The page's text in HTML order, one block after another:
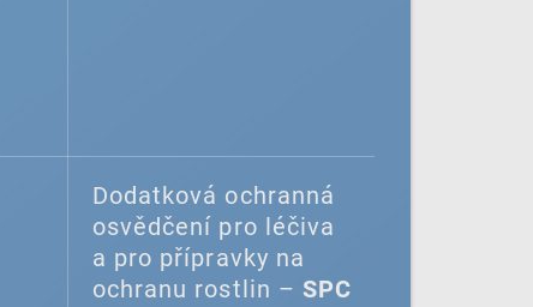
Dodatková ochranná
osvědčení pro léčiva
a pro přípravky na
ochranu rostlin – SPC